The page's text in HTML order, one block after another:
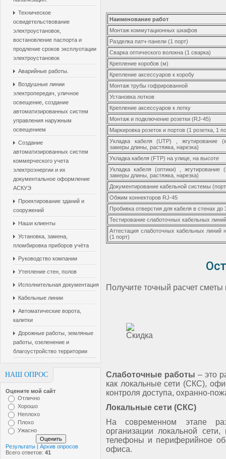
Техническое
освидетельствование
электроустановок,
востановление паспорта и
продление сроков эксплуотации
электроустановок
Аварийные работы.
Воздушные линии
электропередач, уличное
освещение, создание
автоматизированных систем
управления наружным
освещением
Создание
автоматизированных систем
коммерческого учета
электроэнергии и их
документальное оформление
АСКУЭ
Проектирование зданий и
сооружений
Наши клиенты
Установка, замена,
пломбировка приборов учёта
Руководство компании
Утепление стен, полов
Исполнительная документация
Кабельные линии
Автоматические ворота,
калитки
Дорожные работы, земляные
работы, озеленение и
благоустройство территории
НАШ ОПРОС
Оцените мой сайт
Отлично
Хорошо
Неплохо
Плохо
Ужасно
Результаты | Архив опросов
Всего ответов: 41
Наименование работ
Монтаж коммутационных шкафов
Разделка патч-панели (1 порт)
Сварка оптического волокна (1 сварка)
Крепление коробов (м)
Крепление аксессуаров к коробу
Монтаж трубы гофрированной
Установка лотков
Крепление аксессуаров к лотку
Монтаж и подключение розетки (RJ-45)
Маркировка розеток и портов (1 розетка, 1
Укладка кабеля (UTP) , жгутирование
замеры длины, растяжка, нарезка)
Укладка кабеля (FTP) на улице, на высоте
Укладка кабеля (оптики) , жгутирование
замеры длины, растяжка, нарезка)
Документирование кабельной системы
Обжим коннекторов RJ-45
Пробивка отверстия для кабеля в стенах до
Тестирование слаботочных кабельных линий
Аттестация слаботочных кабельных линий
(1 порт)
Получите точный расчет
Слаботочные работы – это
как локальные сети (СКС),
контроля доступа, охранно-
Локальные сети (СКС)
На современном этапе
организации локальной
телефоны и периферийное
офиса.